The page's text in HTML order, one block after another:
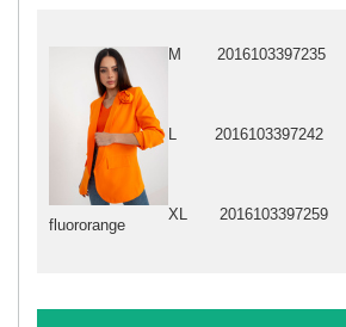
fluororange
M 2016103397235
L 2016103397242
XL 2016103397259